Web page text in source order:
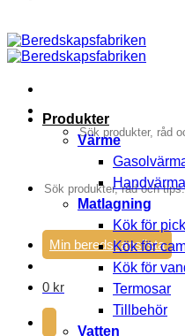
Sök
efter:
Sök
efter:
Min beredskapslista
0 kr
Produkter
Värme
Matlagning
Kök för
Kök för
Kök för
Termosar
Tillbehör
Vatten